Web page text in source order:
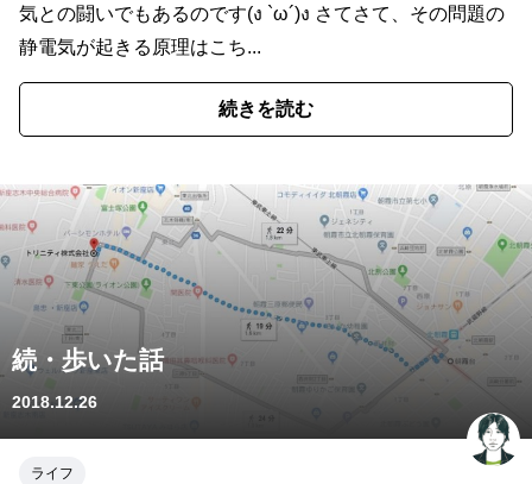
気との闘いでもあるのです(ง `ω´)ง さてさて、その問題の
静電気が起きる原理はこち...
続きを読む
続・歩いた話
2018.12.26
ライフ